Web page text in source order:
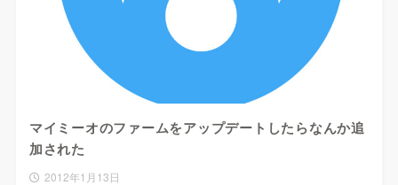
マイミーオのファームをアップデートしたらなんか追
加された
2012年1月13日